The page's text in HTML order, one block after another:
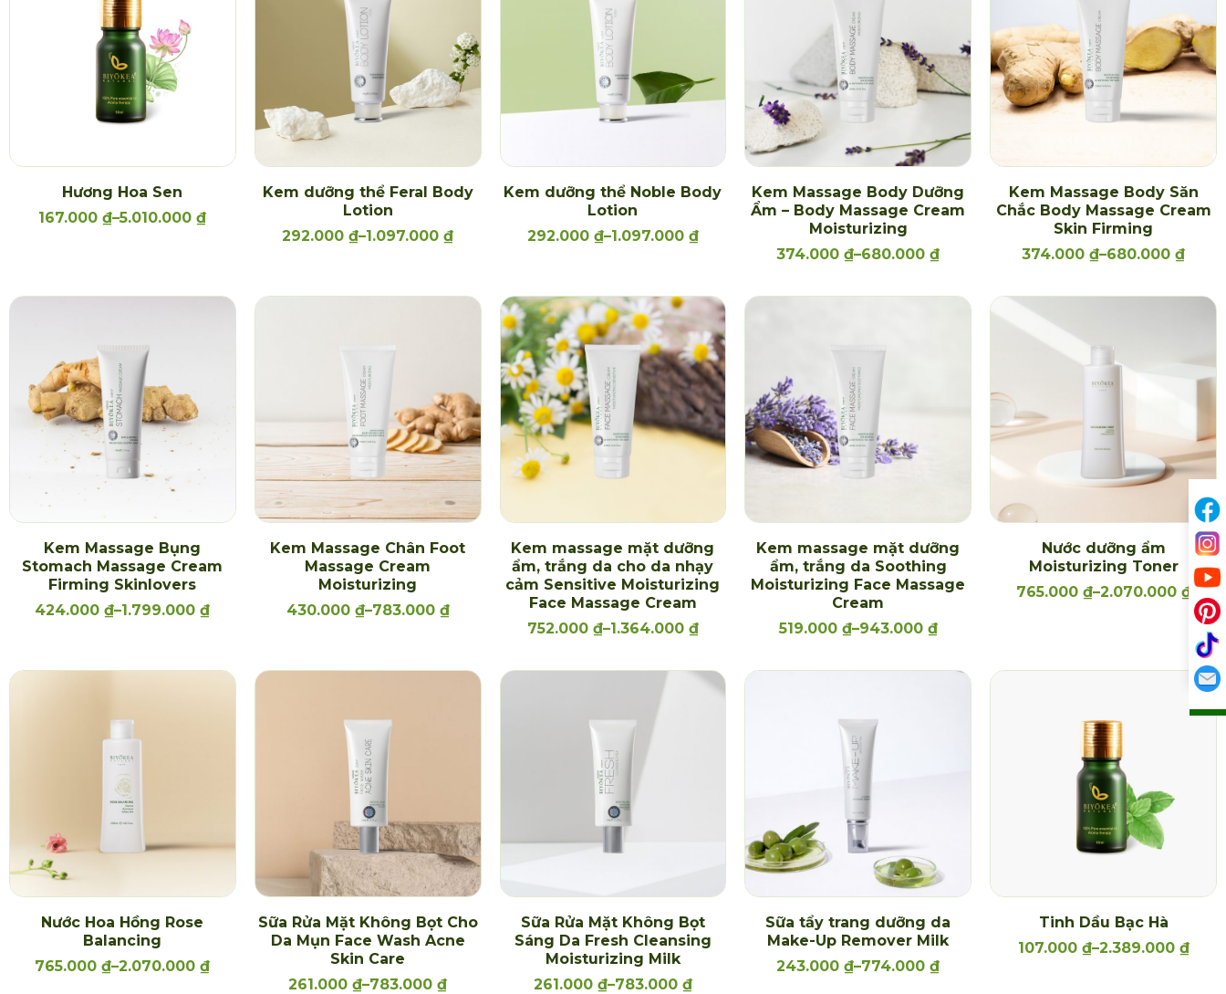
Hương Hoa Sen
167.000₫–5.010.000₫
Kem dưỡng thể Feral Body
Lotion
292.000₫–1.097.000₫
Kem dưỡng thể Noble Body
Lotion
292.000 ₫–1.097.000 ₫
Kem Massage Body Dưỡng
Ẩm – Body Massage Cream
Moisturizing
374.000₫–680.000₫
Kem Massage Body Săn
Chắc Body Massage Cream
Skin Firming
374.000₫–680.000₫
Kem Massage Bụng
Stomach Massage Cream
Firming Skinlovers
424.000₫–1.799.000₫
Kem Massage Chân Foot
Massage Cream
Moisturizing
430.000 ₫–783.000 ₫
Kem massage mặt dưỡng
ẩm, trắng da cho da nhạy
cảm Sensitive Moisturizing
Face Massage Cream
752.000 ₫–1.364.000 ₫
Kem massage mặt dưỡng
ẩm, trắng da Soothing
Moisturizing Face Massage
Cream
519.000 ₫–943.000 ₫
Nước dưỡng ẩm
Moisturizing Toner
765.000 ₫–2.070.000 ₫
Nước Hoa Hồng Rose
Balancing
765.000₫–2.070.000₫
Sữa Rửa Mặt Không Bọt Cho
Da Mụn Face Wash Acne
Skin Care
261.000₫–783.000₫
Sữa Rửa Mặt Không Bọt
Sáng Da Fresh Cleansing
Moisturizing Milk
261.000 ₫–783.000 ₫
Sữa tẩy trang dưỡng da
Make-Up Remover Milk
243.000₫–774.000₫
Tinh Dầu Bạc Hà
107.000 ₫–2.389.000 ₫